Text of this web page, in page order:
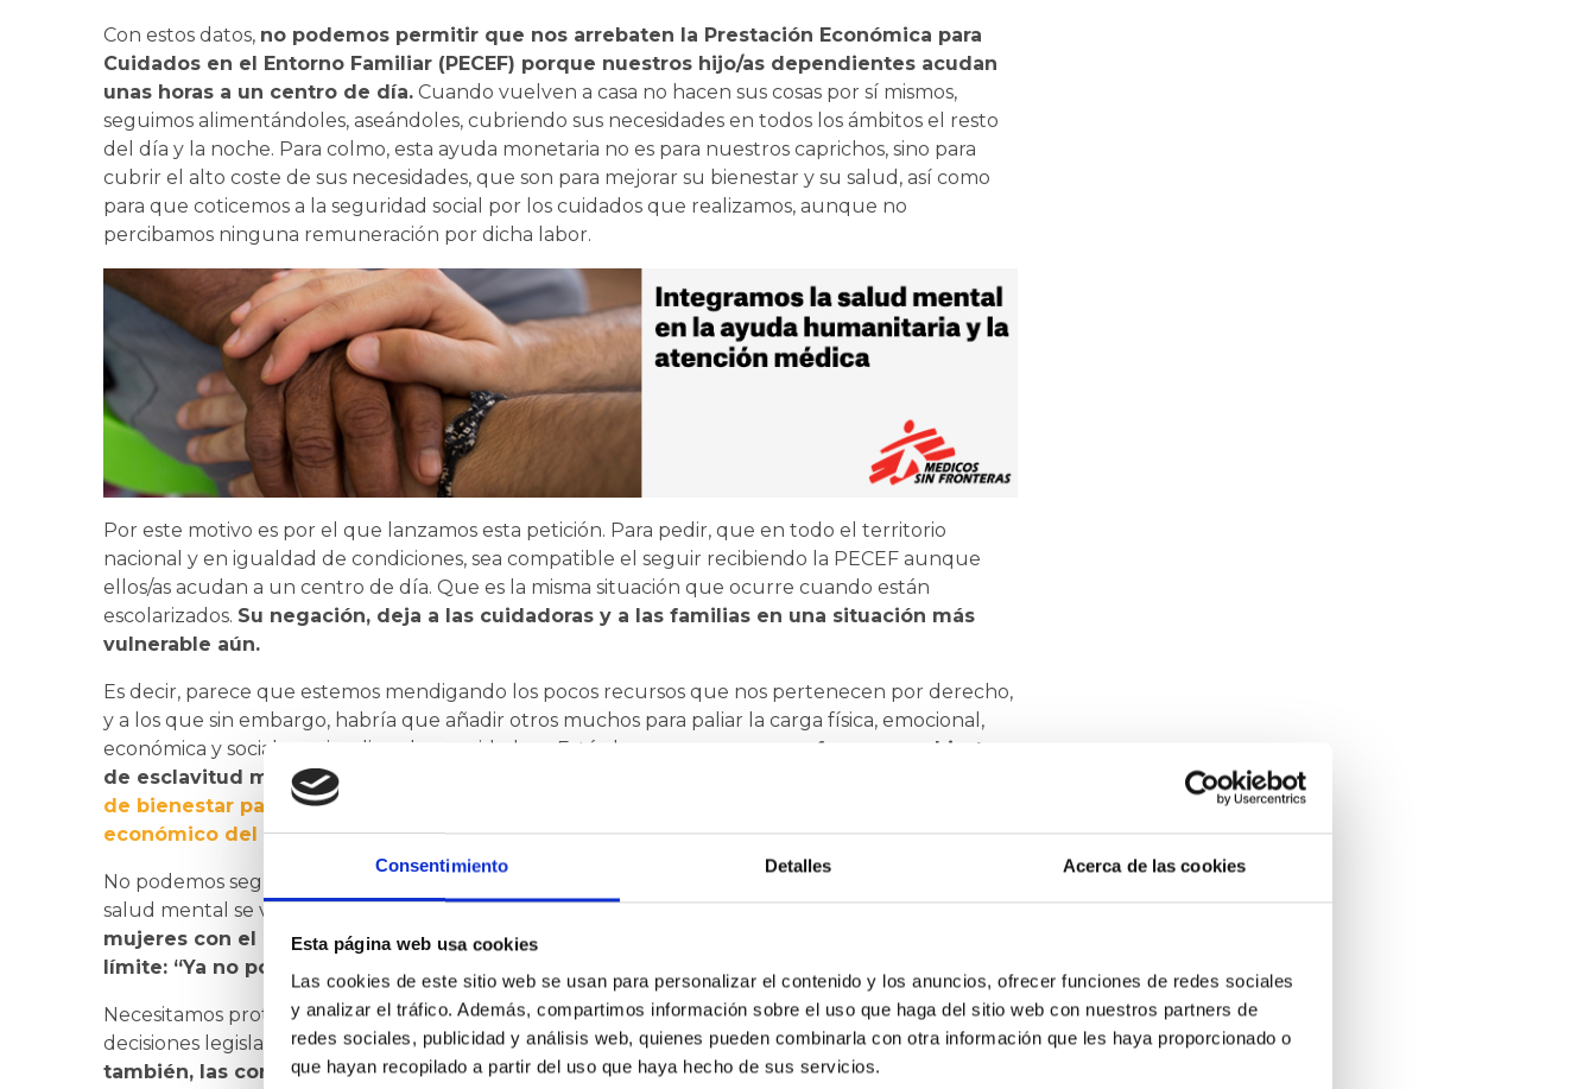
Consentimiento Detalles Acerca de las cookies
Esta página web usa cookies
Las cookies de este sitio web se usan para personalizar el contenido y los anuncios, ofrecer funciones de redes sociales
y analizar el tráfico. Además, compartimos información sobre el uso que haga del sitio web con nuestros partners de
redes sociales, publicidad y análisis web, quienes pueden combinarla con otra información que les haya proporcionado o
que hayan recopilado a partir del uso que haya hecho de sus servicios.
Con estos datos, no podemos permitir que nos arrebaten la Prestación Económica para
Cuidados en el Entorno Familiar (PECEF) porque nuestros hijo/as dependientes acudan
unas horas a un centro de día. Cuando vuelven a casa no hacen sus cosas por sí mismos,
seguimos alimentándoles, aseándoles, cubriendo sus necesidades en todos los ámbitos el resto
del día y la noche. Para colmo, esta ayuda monetaria no es para nuestros caprichos, sino para
cubrir el alto coste de sus necesidades, que son para mejorar su bienestar y su salud, así como
para que coticemos a la seguridad social por los cuidados que realizamos, aunque no
percibamos ninguna remuneración por dicha labor.
Por este motivo es por el que lanzamos esta petición. Para pedir, que en todo el territorio
nacional y en igualdad de condiciones, sea compatible el seguir recibiendo la PECEF aunque
ellos/as acudan a un centro de día. Que es la misma situación que ocurre cuando están
escolarizados. Su negación, deja a las cuidadoras y a las familias en una situación más
vulnerable aún.
Es decir, parece que estemos mendigando los pocos recursos que nos pertenecen por derecho,
y a los que sin embargo, habría que añadir otros muchos para paliar la carga física, emocional,
económica y social que implica el ser cuidadora. Está claro que
somos una forma encubierta
de esclavitud moderna, consentida socialmente, que es
de bienestar para las personas dependientes pero sin el reconocimiento oficial y
económico del pilar en que se asienta: las cuidadoras.
No podemos seguir así, solas, sin apoyos, porque no tenemos condiciones de vida dignas, nuestra
salud mental se ve vulnerada y con ello, la calidad de los cuidados que dispensamos. Somos
mujeres con el poder transformador de convertir el dolor en amor, pero tenemos un
límite: “Ya no podemos más”.
Necesitamos protección, ser escuchadas, que se nos tenga en cuenta a la hora de tomar
decisiones legislativas sobre este tema.Queremos cambiar nuestra situación y con ellas,
también, las condiciones de nuestros familiares dependientes ¿nos ayudas a